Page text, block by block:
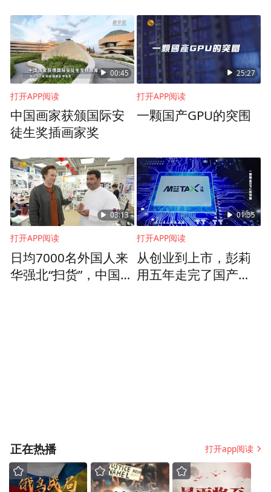
00:45
打开APP阅读
中国画家获颁国际安
徒生奖插画家奖
25:27
打开APP阅读
一颗国产GPU的突围
03:13
打开APP阅读
日均7000名外国人来
华强北“扫货”，中国
01:55
打开APP阅读
从创业到上市，彭莉
用五年走完了国产算
正在热播 打开app阅读